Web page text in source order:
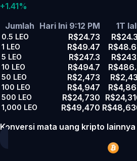
+1.41%
Jumlah Hari Ini 9:12 PM 1T
0.5 LEO R$24.73
1 LEO R$49.47
5 LEO R$247.3
10 LEO R$494.7
50 LEO R$2,473
100 LEO R$4,947
500 LEO R$24,730
1,000 LEO R$49,470
Konversi mata uang kripto lainnya